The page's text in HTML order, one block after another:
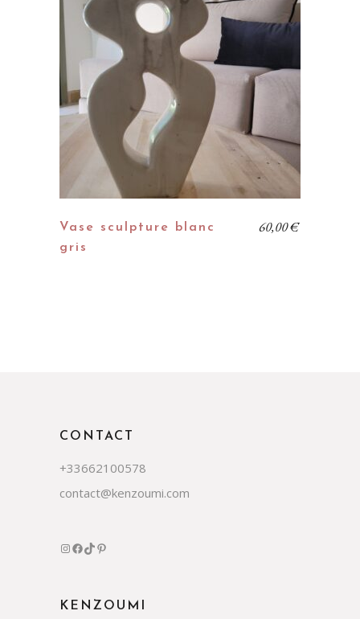
Vase sculpture blanc
gris
60,00€
CONTACT
+33662100578
contact@kenzoumi.com
KENZOUMI